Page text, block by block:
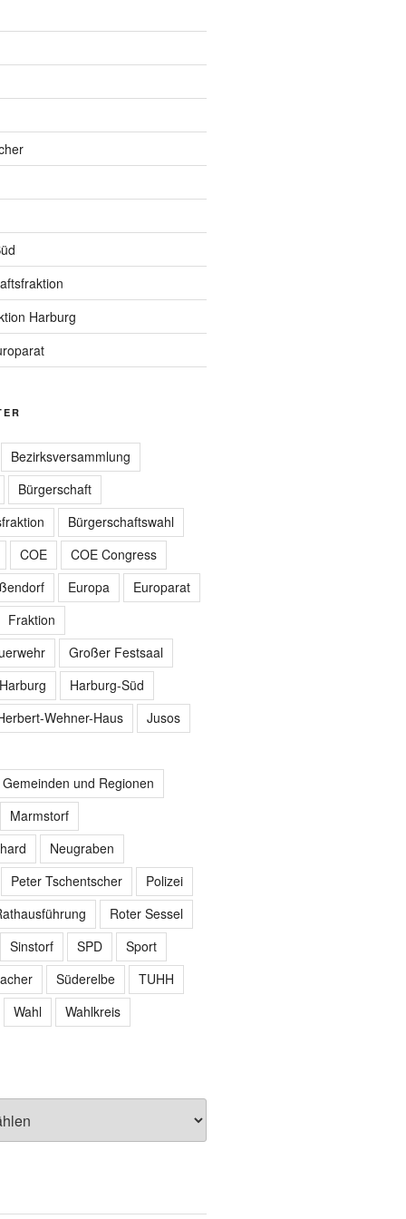
Harburg
Bezirksversammlung
Bürgerschaft
Bürgerschaftswahl
COE
COE Congress
Europa
Europarat
Fraktion
Großer Festsaal
Harburg-Süd
Wehner-Haus
Jusos
und Regionen
Marmstorf
Neugraben
Peter Tschentscher
Polizei
Roter Sessel
Sinstorf
SPD
Sport
Süderelbe
TUHH
Wahl
Wahlkreis